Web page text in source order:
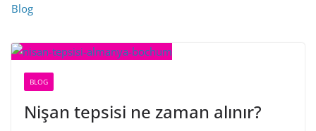
Blog
BLOG
Nişan tepsisi ne zaman alınır?